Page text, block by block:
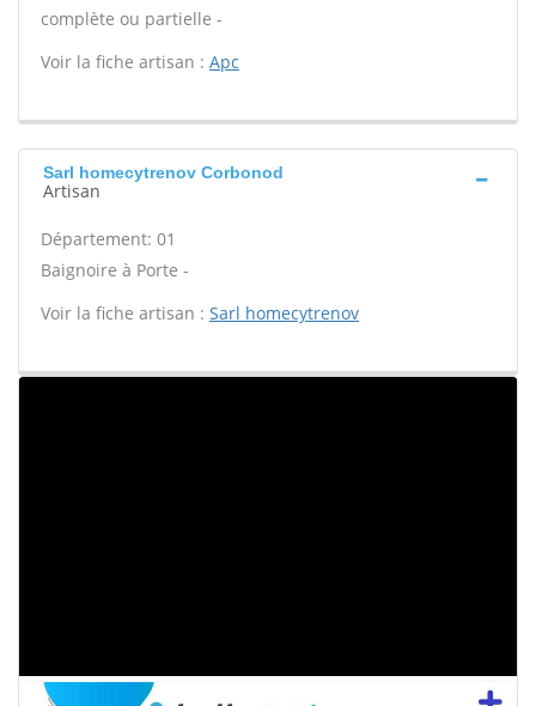
complète ou partielle -
Voir la fiche artisan : Apc
Sarl homecytrenov Corbonod
Artisan
Département: 01
Baignoire à Porte -
Voir la fiche artisan : Sarl homecytrenov